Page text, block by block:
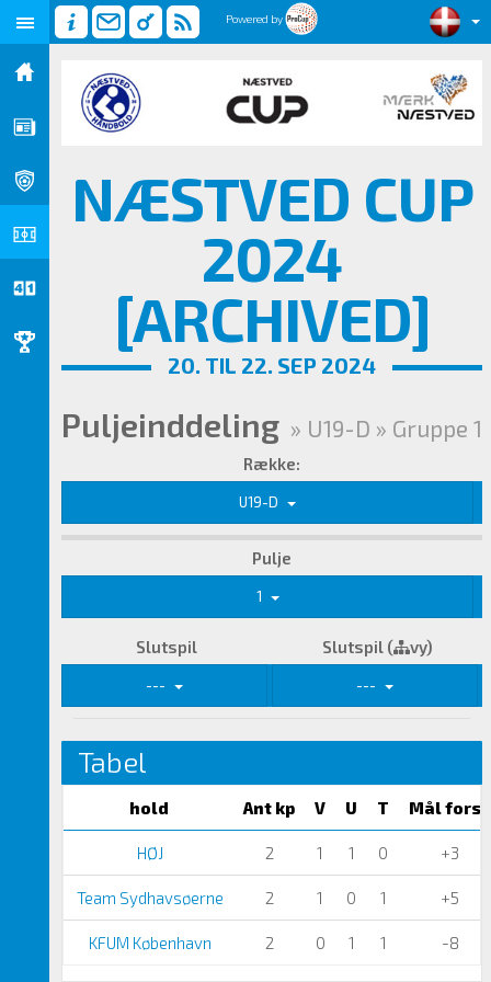
Powered by
NÆSTVED CUP
2024
[ARCHIVED]
20. TIL 22. SEP 2024
Puljeinddeling » U19-D » Gruppe 1
Række:
U19-D
Pulje
1
Slutspil Slutspil ( vy)
--- ---
Tabel
hold Ant kp V U T Mål forsk
HØJ 2 1 1 0 +3
Team Sydhavsøerne 2 1 0 1 +5
KFUM København 2 0 1 1 -8